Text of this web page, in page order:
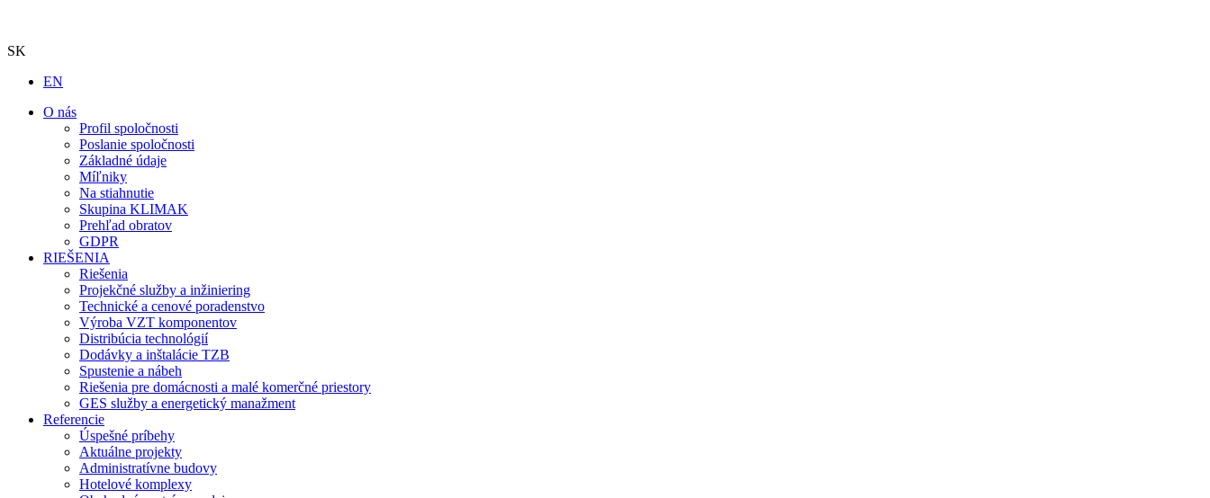
SK
EN
O nás
Profil spoločnosti
Poslanie spoločnosti
Základné údaje
Míľniky
Na stiahnutie
Skupina KLIMAK
Prehľad obratov
GDPR
RIEŠENIA
Riešenia
Projekčné služby a inžiniering
Technické a cenové poradenstvo
Výroba VZT komponentov
Distribúcia technológií
Dodávky a inštalácie TZB
Spustenie a nábeh
Riešenia pre domácnosti a malé komerčné priestory
GES služby a energetický manažment
Referencie
Úspešné príbehy
Aktuálne projekty
Administratívne budovy
Hotelové komplexy